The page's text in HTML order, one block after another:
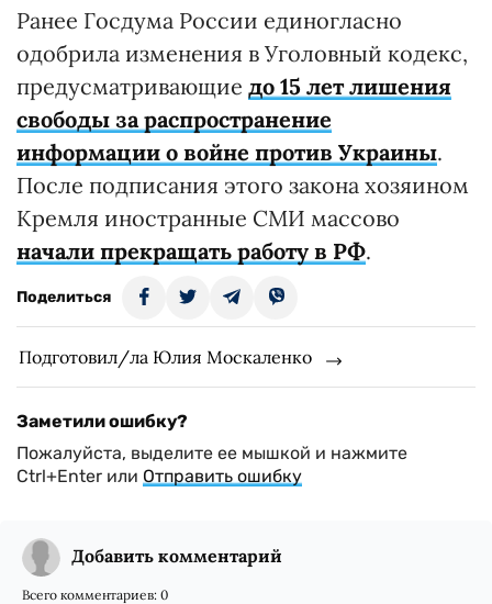
Ранее Госдума России единогласно
одобрила изменения в Уголовный кодекс,
предусматривающие до 15 лет лишения
свободы за распространение
информации о войне против Украины.
После подписания этого закона хозяином
Кремля иностранные СМИ массово
начали прекращать работу в РФ.
Поделиться
Подготовил/ла Юлия Москаленко
Заметили ошибку?
Пожалуйста, выделите ее мышкой и нажмите
Ctrl+Enter или Отправить ошибку
Добавить комментарий
Всего комментариев: 0